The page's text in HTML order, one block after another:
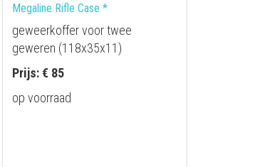
Megaline Rifle Case *
geweerkoffer voor twee
geweren (118x35x11)
Prijs: € 85
op voorraad